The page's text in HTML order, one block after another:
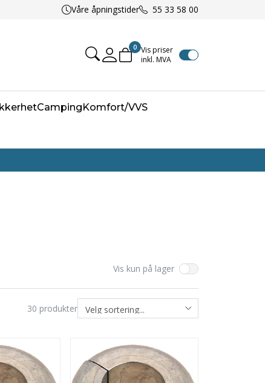
Våre åpningstider 55 33 58 00
Mine sider
0 Vis priser
inkl. MVA
CampingKomfort/VVS
Vis kun på lager
30 produkter